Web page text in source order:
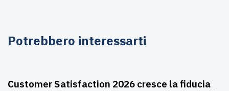
Potrebbero interessarti
Customer Satisfaction 2026 cresce la fiducia